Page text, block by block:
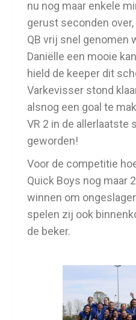
nu nog maar enkele
gerust seconden
QB vrij snel genomen
Daniëlle een mooie
hield de keeper dit
Varkevisser stond
alsnog een goal te
VR 2 in de allerlaatste
geworden!
Voor de competitie
Quick Boys nog maar
winnen om
spelen zij ook
de beker.